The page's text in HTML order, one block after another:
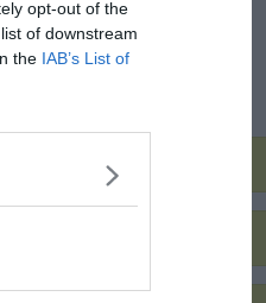
opt-out of the
of downstream
the IAB’s List of